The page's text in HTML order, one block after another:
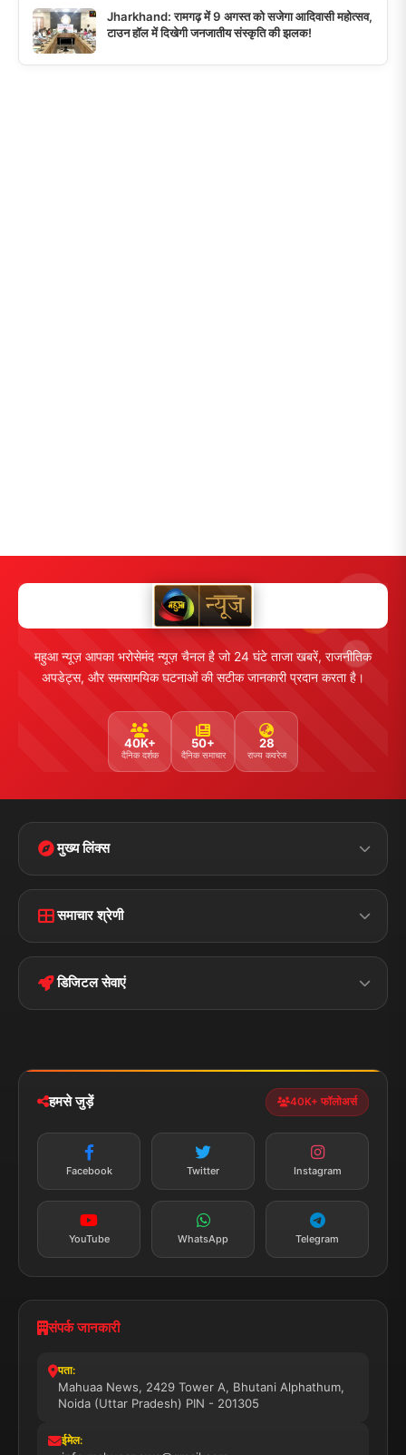
Jharkhand: रामगढ़ में 9 अगस्त को सजेगा आदिवासी महोत्सव,
टाउन हॉल में दिखेगी जनजातीय संस्कृति की झलक!
महुआ न्यूज़ आपका भरोसेमंद न्यूज़ चैनल है जो 24 घंटे ताजा खबरें, राजनीतिक
अपडेट्स, और समसामयिक घटनाओं की सटीक जानकारी प्रदान करता है।
40K+
दैनिक दर्शक
50+
दैनिक समाचार
28
राज्य कवरेज
मुख्य लिंक्स
Disclaimer
Terms &
Privacy Policy
समाचार श्रेणी
पॉलिटिकल झारखण्ड
डिजिटल सेवाएं
न्यूज़ अलर्ट
सब्सक्राइब करें
हमसे जुड़ें 40K+ फॉलोअर्स
Facebook Twitter Instagram
YouTube WhatsApp Telegram
संपर्क जानकारी
पता:
Mahuaa News, 2429 Tower A, Bhutani Alphathum,
Noida (Uttar Pradesh) PIN - 201305
ईमेल: